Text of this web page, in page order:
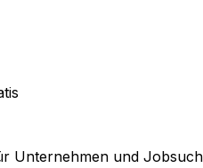
Unternehmen und